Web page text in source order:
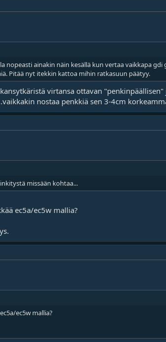
nopeasti ainakin näin kesällä kun vertaa vaikkapa
Pitää nyt itekkin kattoa mihin ratkasuun päätyy.
virtansa ottavan
nostaa penkkiä sen 3-4cm
missään kohtaa...
ec5a/ec5w mallia?
ec5w mallia?